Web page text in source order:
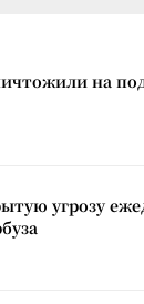
на
угрозу